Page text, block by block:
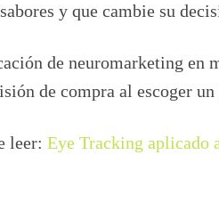
y que cambie su
de neuromarketing en
de compra al escoger
leer: Eye Tracking aplicado